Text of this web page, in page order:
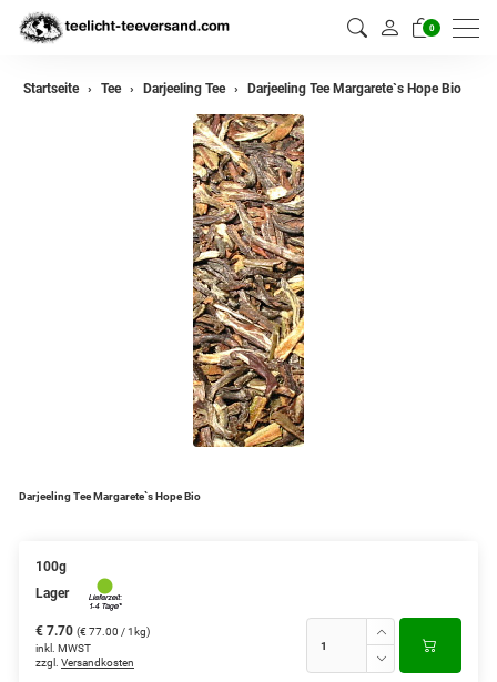
0
zurück
Grüner Tee aus Japan
Teemischungen
Verschiedene Anbaugebiete
Startseite Tee Darjeeling Tee Darjeeling Tee Margarete`s Hope Bio
Darjeeling Tee Margarete`s Hope Bio
100g
Lager
€ 7.70 (€ 77.00 / 1kg)
inkl. MWST
zzgl. Versandkosten